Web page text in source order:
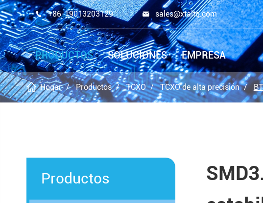
 +86-19013203129  sales@xtaltq.com
PRODUCTOS SOLUCIONES EMPRESA
Hogar Productos TCXO TCXO de alta precisión
Productos